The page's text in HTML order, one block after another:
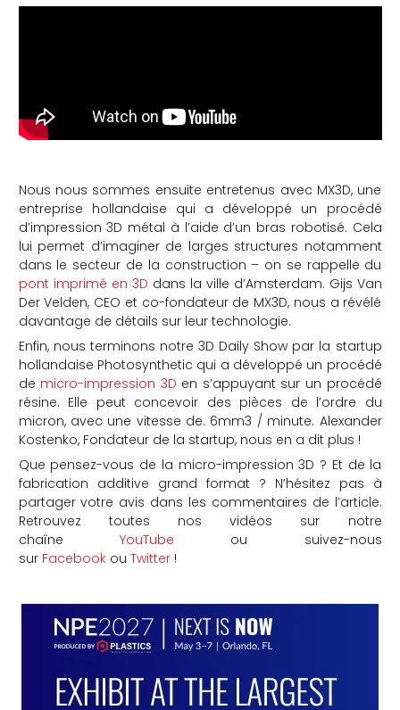
Nous nous sommes ensuite entretenus avec MX3D, une
entreprise hollandaise qui a développé un procédé
d’impression 3D métal à l’aide d’un bras robotisé. Cela
lui permet d’imaginer de larges structures notamment
dans le secteur de la construction – on se rappelle du
pont imprimé en 3D dans la ville d’Amsterdam. Gijs Van
Der Velden, CEO et co-fondateur de MX3D, nous a révélé
davantage de détails sur leur technologie.
Enfin, nous terminons notre 3D Daily Show par la startup
hollandaise Photosynthetic qui a développé un procédé
de micro-impression 3D en s’appuyant sur un procédé
résine. Elle peut concevoir des pièces de l’ordre du
micron, avec une vitesse de. 6mm3 / minute. Alexander
Kostenko, Fondateur de la startup, nous en a dit plus !
Que pensez-vous de la micro-impression 3D ? Et de la
fabrication additive grand format ? N’hésitez pas à
partager votre avis dans les commentaires de l’article.
Retrouvez toutes nos vidéos sur notre
chaîne YouTube ou suivez-nous
sur Facebookou Twitter!